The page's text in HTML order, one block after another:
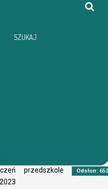
SZUKAJ
2023
przedszkole Odsłon: 652